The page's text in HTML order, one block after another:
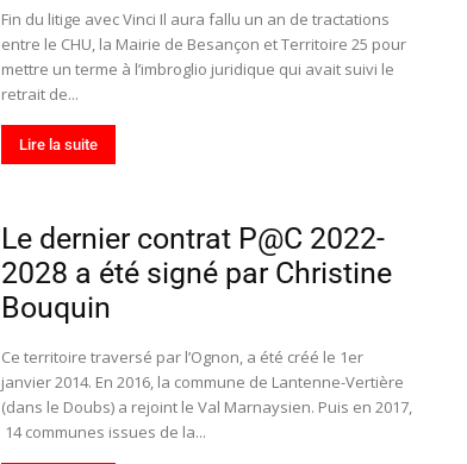
Fin du litige avec Vinci Il aura fallu un an de tractations
entre le CHU, la Mairie de Besançon et Territoire 25 pour
mettre un terme à l’imbroglio juridique qui avait suivi le
retrait de...
Lire la suite
Le dernier contrat P@C 2022-
2028 a été signé par Christine
Bouquin
Ce territoire traversé par l’Ognon, a été créé le 1er
janvier 2014. En 2016, la commune de Lantenne-Vertière
(dans le Doubs) a rejoint le Val Marnaysien. Puis en 2017,
14 communes issues de la...